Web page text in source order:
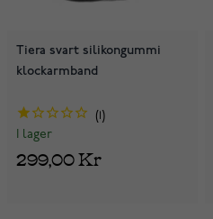
Tiera svart silikongummi
klockarmband
I lager
299,00 Kr